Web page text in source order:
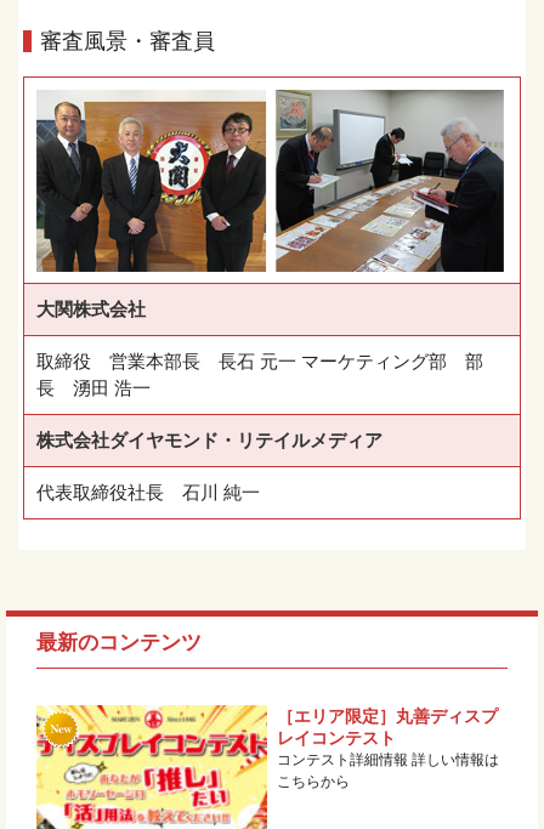
審査風景・審査員
大関株式会社
取締役 営業本部長 長石 元一 マーケティング部 部
長 湧田 浩一
株式会社ダイヤモンド・リテイルメディア
代表取締役社長 石川 純一
最新のコンテンツ
［エリア限定］丸善ディスプ
レイコンテスト
コンテスト詳細情報 詳しい情報は
こちらから